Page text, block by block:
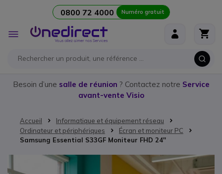
0800 72 4000 Numéro gratuit
Affichage
navigation
Besoin d’une salle de réunion ? Contactez notre Service
avant-vente Visio
Accueil
Informatique et équipement réseau
Ordinateur et périphériques
Écran et moniteur PC
Samsung Essential S33GF Moniteur FHD 24''
Passer à la fin de la galerie d’images